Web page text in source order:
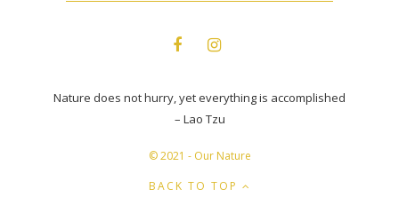
Nature does not hurry, yet everything is accomplished
– Lao Tzu
© 2021 - Our Nature
BACK TO TOP